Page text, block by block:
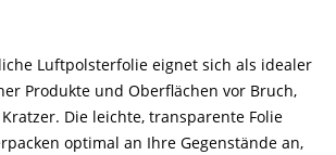
Luftpolsterfolie eignet sich als idealer
Produkte und Oberflächen vor Bruch,
Die leichte, transparente Folie
optimal an Ihre Gegenstände an,